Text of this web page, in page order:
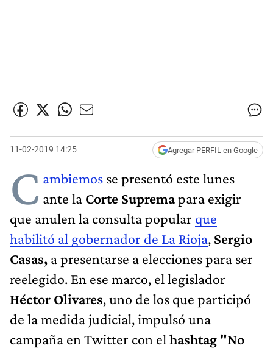
11-02-2019 14:25 Agregar PERFIL en Google
C ambiemos se presentó este lunes
ante la Corte Supremapara exigir
que anulen la consulta popular que
habilitó al gobernador de La Rioja, Sergio
Casas, a presentarse a elecciones para ser
reelegido. En ese marco, el legislador
Héctor Olivares, uno de los que participó
de la medida judicial, impulsó una
campaña en Twitter con el hashtag "No